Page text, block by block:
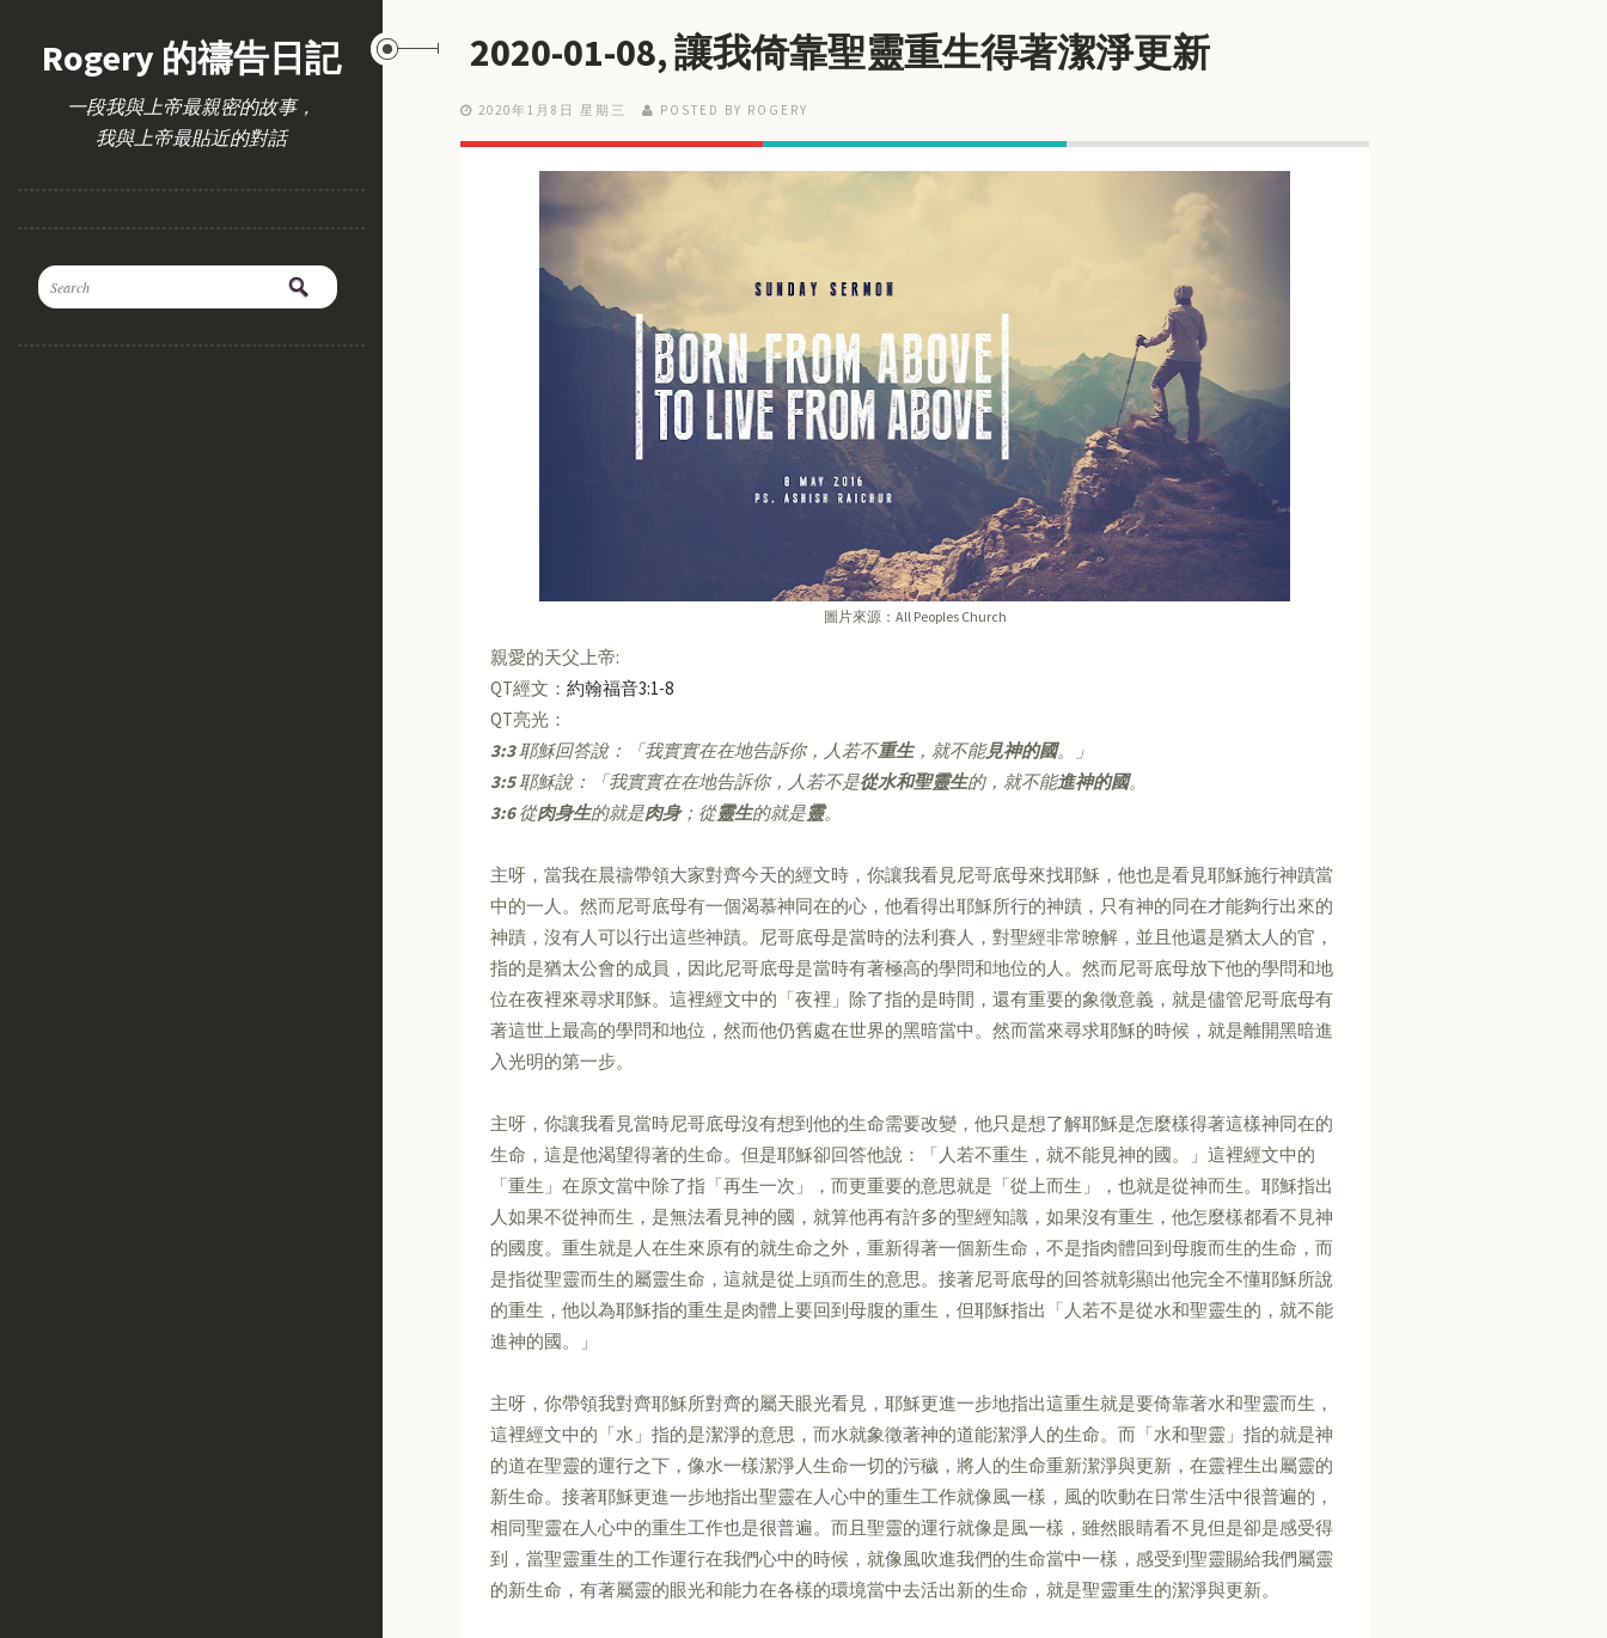
Rogery 的禱告日記
一段我與上帝最親密的故事，
我與上帝最貼近的對話
2020-01-08, 讓我倚靠聖靈重生得著潔淨更新
2020年1月8日 星期三 POSTED BY ROGERY
圖片來源：All Peoples Church
親愛的天父上帝:
QT經文： 約翰福音3:1-8
QT亮光：
3:3耶穌回答說：「我實實在在地告訴你，人若不重生，就不能見神的國。」
3:5耶穌說：「我實實在在地告訴你，人若不是從水和聖靈生的，就不能進神的國。
3:6從肉身生的就是肉身；從靈生的就是靈。
主呀，當我在晨禱帶領大家對齊今天的經文時，你讓我看見尼哥底母來找耶穌，他也是看見耶穌施行神蹟當
中的一人。然而尼哥底母有一個渴慕神同在的心，他看得出耶穌所行的神蹟，只有神的同在才能夠行出來的
神蹟，沒有人可以行出這些神蹟。尼哥底母是當時的法利賽人，對聖經非常暸解，並且他還是猶太人的官，
指的是猶太公會的成員，因此尼哥底母是當時有著極高的學問和地位的人。然而尼哥底母放下他的學問和地
位在夜裡來尋求耶穌。這裡經文中的「夜裡」除了指的是時間，還有重要的象徵意義，就是儘管尼哥底母有
著這世上最高的學問和地位，然而他仍舊處在世界的黑暗當中。然而當來尋求耶穌的時候，就是離開黑暗進
入光明的第一步。
主呀，你讓我看見當時尼哥底母沒有想到他的生命需要改變，他只是想了解耶穌是怎麼樣得著這樣神同在的
生命，這是他渴望得著的生命。但是耶穌卻回答他說：「人若不重生，就不能見神的國。」這裡經文中的
「重生」在原文當中除了指「再生一次」，而更重要的意思就是「從上而生」，也就是從神而生。耶穌指出
人如果不從神而生，是無法看見神的國，就算他再有許多的聖經知識，如果沒有重生，他怎麼樣都看不見神
的國度。重生就是人在生來原有的就生命之外，重新得著一個新生命，不是指肉體回到母腹而生的生命，而
是指從聖靈而生的屬靈生命，這就是從上頭而生的意思。接著尼哥底母的回答就彰顯出他完全不懂耶穌所說
的重生，他以為耶穌指的重生是肉體上要回到母腹的重生，但耶穌指出「人若不是從水和聖靈生的，就不能
進神的國。」
主呀，你帶領我對齊耶穌所對齊的屬天眼光看見，耶穌更進一步地指出這重生就是要倚靠著水和聖靈而生，
這裡經文中的「水」指的是潔淨的意思，而水就象徵著神的道能潔淨人的生命。而「水和聖靈」指的就是神
的道在聖靈的運行之下，像水一樣潔淨人生命一切的污穢，將人的生命重新潔淨與更新，在靈裡生出屬靈的
新生命。接著耶穌更進一步地指出聖靈在人心中的重生工作就像風一樣，風的吹動在日常生活中很普遍的，
相同聖靈在人心中的重生工作也是很普遍。而且聖靈的運行就像是風一樣，雖然眼睛看不見但是卻是感受得
到，當聖靈重生的工作運行在我們心中的時候，就像風吹進我們的生命當中一樣，感受到聖靈賜給我們屬靈
的新生命，有著屬靈的眼光和能力在各樣的環境當中去活出新的生命，就是聖靈重生的潔淨與更新。